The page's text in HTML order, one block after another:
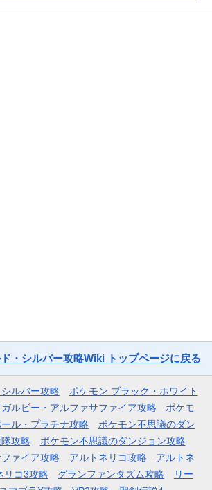
・シルバー攻略Wiki トップページに戻る
ルバー攻略
ポケモン ブラック・ホワイト
ルビー・アルファサファイア攻略
ポケモ
ル・プラチナ攻略
ポケモン不思議のダン
攻略
ポケモン不思議のダンジョン攻略
ァイア攻略
アルトネリコ攻略
アルトネ
リコ3攻略 グランファンタズム攻略
リー